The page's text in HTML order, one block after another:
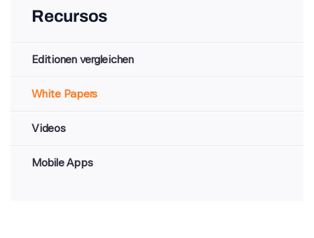
Recursos
Editionen vergleichen
White Papers
Videos
Mobile Apps